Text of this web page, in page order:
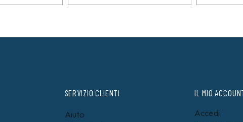
SERVIZIO CLIENTI
Aiuto
IL MIO
Accedi